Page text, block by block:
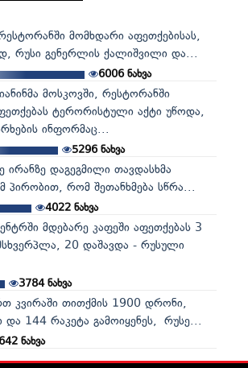
მომხდარი აფეთქებისას,
რუსი გენერლის ქალიშვილი და...
6006ნახვა
მოსკოვში, რესტორანში
ტერორისტული აქტი უწოდა,
ინფორმაც...
5296ნახვა
ირანზე დაგეგმილი თავდასხმა
პირობით, რომ შეთანხმება სწრა...
4022ნახვა
მდებარე კაფეში აფეთქებას 3
20 დაშავდა - რუსული
3784ნახვა
კვირაში თითქმის 1900 დრონი,
და 144 რაკეტა გამოიყენეს, რუსე...
ნახვა